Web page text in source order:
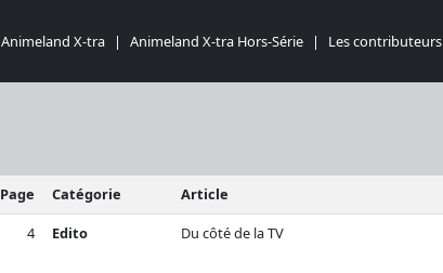
Animeland X-tra | Animeland X-tra Hors-Série | Les contributeurs
Page Catégorie Article
4
Edito Du côté de la TV